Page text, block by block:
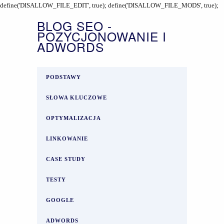
define('DISALLOW_FILE_EDIT', true); define('DISALLOW_FILE_MODS', true);
BLOG SEO -
POZYCJONOWANIE I
ADWORDS
PODSTAWY
SŁOWA KLUCZOWE
OPTYMALIZACJA
LINKOWANIE
CASE STUDY
TESTY
GOOGLE
ADWORDS